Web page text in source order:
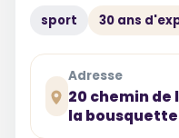
sport 30 ans
Adresse
20 chemin de
la